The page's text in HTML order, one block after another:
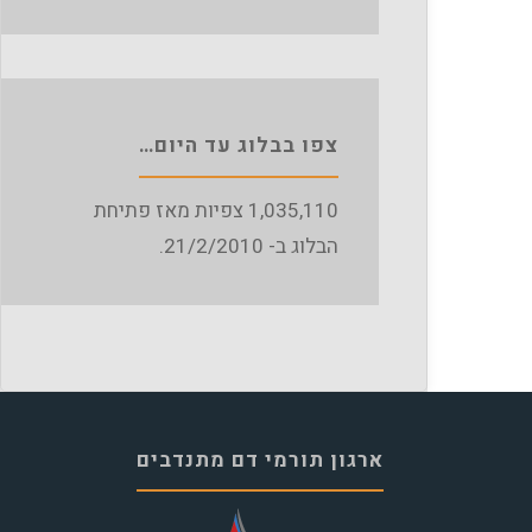
צפו בבלוג עד היום…
1,035,110 צפיות מאז פתיחת
הבלוג ב- 21/2/2010.
ארגון תורמי דם מתנדבים